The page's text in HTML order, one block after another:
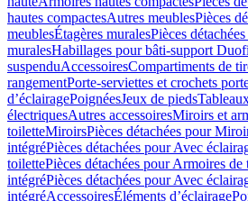
hautes compactesAutres meublesPièces
meublesÉtagères muralesPièces
muralesHabillages pour bâti-support
suspenduAccessoiresCompartiments de
rangementPorte-serviettes et crochets
d’éclairagePoignéesJeux de pieds
électriquesAutres accessoiresMiroirs et
toiletteMiroirsPièces détachées pour
intégréPièces détachées pour Avec
toilettePièces détachées pour Armoires de
intégréPièces détachées pour Avec
intégréAccessoiresÉléments d’éclairage